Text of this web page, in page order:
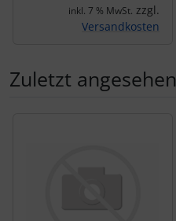
inkl. 7 % MwSt. zzgl.
Versandkosten
Zuletzt angesehen